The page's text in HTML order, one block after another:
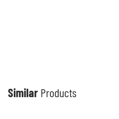
Similar Products